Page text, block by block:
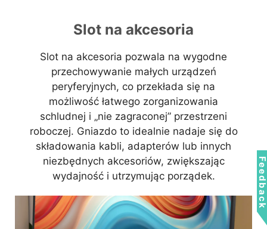
Slot na akcesoria
Slot na akcesoria pozwala na wygodne
przechowywanie małych urządzeń
peryferyjnych, co przekłada się na
możliwość łatwego zorganizowania
schludnej i „nie zagraconej” przestrzeni
roboczej. Gniazdo to idealnie nadaje się do
składowania kabli, adapterów lub innych
niezbędnych akcesoriów, zwiększając
wydajność i utrzymując porządek.